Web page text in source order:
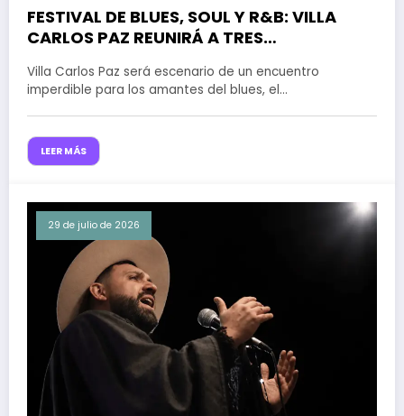
FESTIVAL DE BLUES, SOUL Y R&B: VILLA
CARLOS PAZ REUNIRÁ A TRES
SEMANA A PURA MÚSICA
Villa Carlos Paz será escenario de un encuentro
imperdible para los amantes del blues, el…
LEER MÁS
29 de julio de 2026